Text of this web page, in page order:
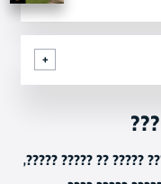
???? ??? ?????? ??